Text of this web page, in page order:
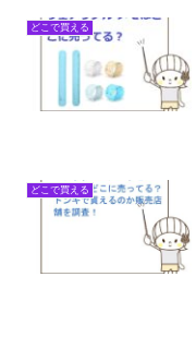
どこで買える
どこで買える